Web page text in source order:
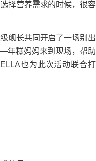
择营养需求的时候，很容
舰长共同开启了一场别出
年糕妈妈来到现场，帮助
也为此次活动联合打